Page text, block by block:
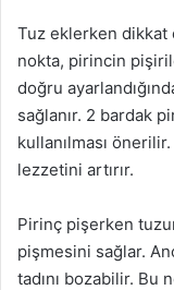
Tuz eklerken
nokta, pirincin
doğru
sağlanır. 2 bardak
kullanılması
lezzetini artırır.
Pirinç pişerken
pişmesini sağlar.
tadını bozabilir. Bu